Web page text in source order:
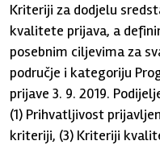
Kriteriji za dodjelu
kvalitete prijava, a
posebnim ciljevima za
područje i kategoriju
prijave 3. 9. 2019.
(1) Prihvatljivost
kriteriji, (3) Kriteriji